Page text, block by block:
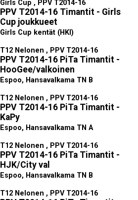
Girls Cup , PPV T2014-16
PPV T2014-16 Timantit - Girls
Cup joukkueet
Girls Cup kentät (HKI)
T12 Nelonen , PPV T2014-16
PPV T2014-16 PiTa Timantit -
HooGee/valkoinen
Espoo, Hansavalkama TN B
T12 Nelonen , PPV T2014-16
PPV T2014-16 PiTa Timantit -
KaPy
Espoo, Hansavalkama TN A
T12 Nelonen , PPV T2014-16
PPV T2014-16 PiTa Timantit -
HJK/City val
Espoo, Hansavalkama TN B
T12 Nelonen , PPV T2014-16